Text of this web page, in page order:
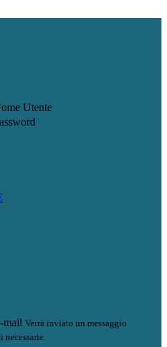
Utente
mail Verrà inviato un messaggio